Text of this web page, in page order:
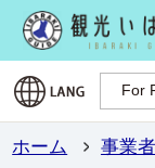
ForFor
ホーム 事業